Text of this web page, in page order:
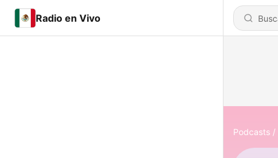
Radio en Vivo
Podcasts